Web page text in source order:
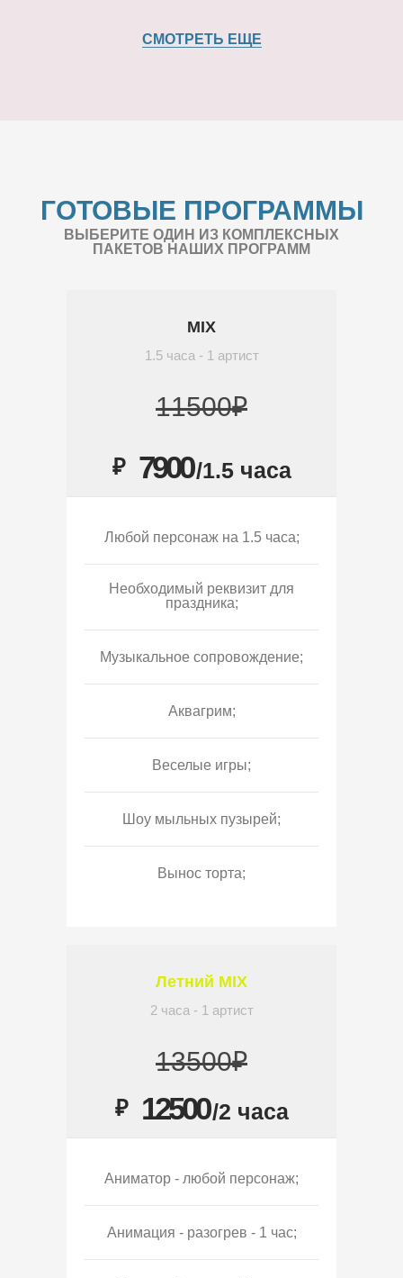
СМОТРЕТЬ ЕЩЕ
ГОТОВЫЕ ПРОГРАММЫ
ВЫБЕРИТЕ ОДИН ИЗ КОМПЛЕКСНЫХ
ПАКЕТОВ НАШИХ ПРОГРАММ
MIX
1.5 часа - 1 артист
11500₽
₽ 7900/1.5 часа
Любой персонаж на 1.5 часа;
Необходимый реквизит для
праздника;
Музыкальное сопровождение;
Аквагрим;
Веселые игры;
Шоу мыльных пузырей;
Вынос торта;
Летний MIX
2 часа - 1 артист
13500₽
₽ 12500/2 часа
Аниматор - любой персонаж;
Анимация - разогрев - 1 час;